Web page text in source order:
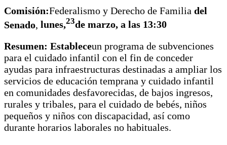
Comisión:Federalismo y Derecho de Familia del
Senado lunes,23de marzo, a las 13:30
Resumen: Estableceun programa de subvenciones
para el cuidado infantil con el fin de conceder
ayudas para infraestructuras destinadas a ampliar los
servicios de educación temprana y cuidado infantil
en comunidades desfavorecidas, de bajos ingresos,
rurales y tribales, para el cuidado de bebés, niños
pequeños y niños con discapacidad, así como
durante horarios laborales no habituales.